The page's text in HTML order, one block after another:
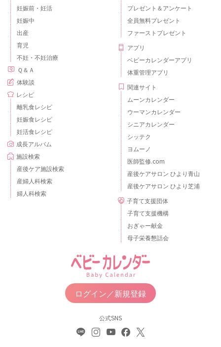
妊娠前・妊活
妊娠中
出産
育児
不妊・不妊治療
Ｑ＆Ａ
体験談
レシピ
離乳食レシピ
妊娠食レシピ
妊活食レシピ
成長アルバム
施設検索
産後ケア施設検索
産婦人科検索
婦人科検索
プレゼント＆アンケート
全員無料プレゼント
ファーストプレゼント
アプリ
ベビーカレンダーアプリ
体重管理アプリ
関連サイト
ムーンカレンダー
ウーマンカレンダー
シニアカレンダー
シッテク
ヨムーノ
医師監修.com
産後ケアサロン ひより青山
産後ケアサロン ひより芝浦
子育て支援団体
子育て支援機構
おぎゃー献金
母子栄養懇話会
ログイン／新規登録
公式SNS